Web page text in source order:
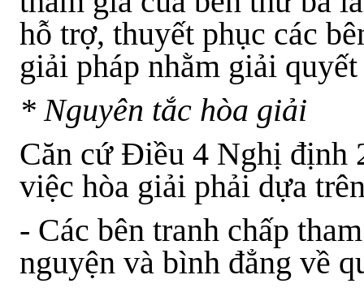
hỗ trợ, thuyết phục các
giải pháp nhằm giải
* Nguyên tắc hòa giải
Căn cứ Điều 4 Nghị định
việc hòa giải phải dựa
- Các bên tranh chấp
nguyện và bình đẳng về